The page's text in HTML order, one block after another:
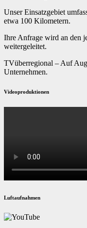
Unser Einsatzgebiet
etwa 100 Kilometern.
Ihre Anfrage wird an den
weitergeleitet.
TVüberregional – Auf
Unternehmen.
Videoproduktionen
Luftaufnahmen